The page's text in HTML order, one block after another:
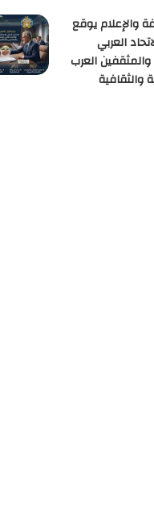
والإعلام يوقع
العربي
العرب
والثقافية